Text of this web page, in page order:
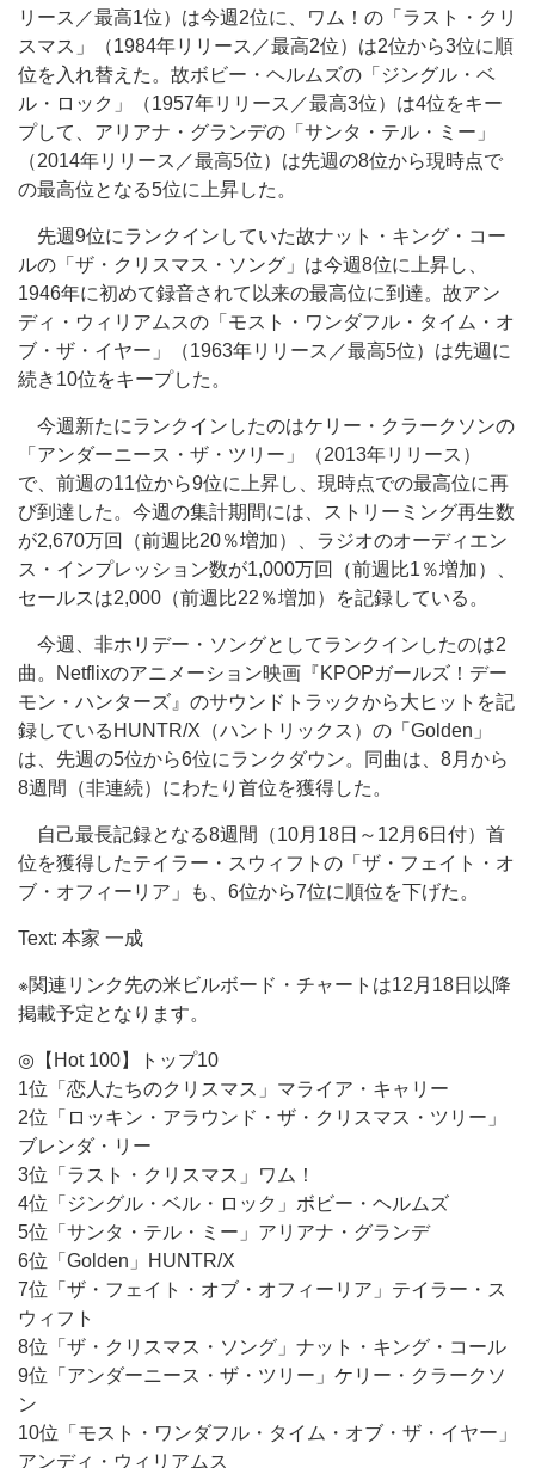
リース／最高1位）は今週2位に、ワム！の「ラスト・クリ
スマス」（1984年リリース／最高2位）は2位から3位に順
位を入れ替えた。故ボビー・ヘルムズの「ジングル・ベ
ル・ロック」（1957年リリース／最高3位）は4位をキー
プして、アリアナ・グランデの「サンタ・テル・ミー」
（2014年リリース／最高5位）は先週の8位から現時点で
の最高位となる5位に上昇した。
先週9位にランクインしていた故ナット・キング・コー
ルの「ザ・クリスマス・ソング」は今週8位に上昇し、
1946年に初めて録音されて以来の最高位に到達。故アン
ディ・ウィリアムスの「モスト・ワンダフル・タイム・オ
ブ・ザ・イヤー」（1963年リリース／最高5位）は先週に
続き10位をキープした。
今週新たにランクインしたのはケリー・クラークソンの
「アンダーニース・ザ・ツリー」（2013年リリース）
で、前週の11位から9位に上昇し、現時点での最高位に再
び到達した。今週の集計期間には、ストリーミング再生数
が2,670万回（前週比20％増加）、ラジオのオーディエン
ス・インプレッション数が1,000万回（前週比1％増加）、
セールスは2,000（前週比22％増加）を記録している。
今週、非ホリデー・ソングとしてランクインしたのは2
曲。Netflixのアニメーション映画『KPOPガールズ！デー
モン・ハンターズ』のサウンドトラックから大ヒットを記
録しているHUNTR/X（ハントリックス）の「Golden」
は、先週の5位から6位にランクダウン。同曲は、8月から
8週間（非連続）にわたり首位を獲得した。
自己最長記録となる8週間（10月18日～12月6日付）首
位を獲得したテイラー・スウィフトの「ザ・フェイト・オ
ブ・オフィーリア」も、6位から7位に順位を下げた。
Text: 本家 一成
※関連リンク先の米ビルボード・チャートは12月18日以降
掲載予定となります。
◎【Hot 100】トップ10
1位「恋人たちのクリスマス」マライア・キャリー
2位「ロッキン・アラウンド・ザ・クリスマス・ツリー」
ブレンダ・リー
3位「ラスト・クリスマス」ワム！
4位「ジングル・ベル・ロック」ボビー・ヘルムズ
5位「サンタ・テル・ミー」アリアナ・グランデ
6位「Golden」HUNTR/X
7位「ザ・フェイト・オブ・オフィーリア」テイラー・ス
ウィフト
8位「ザ・クリスマス・ソング」ナット・キング・コール
9位「アンダーニース・ザ・ツリー」ケリー・クラークソ
ン
10位「モスト・ワンダフル・タイム・オブ・ザ・イヤー」
アンディ・ウィリアムス